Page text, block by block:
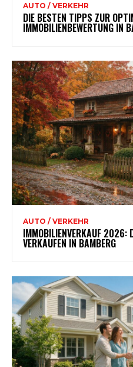
AUTO / VERKEHR
DIE BESTEN TIPPS ZUR
IMMOBILIENBEWERTUNG IN
AUTO / VERKEHR
IMMOBILIENVERKAUF 2026:
VERKAUFEN IN BAMBERG